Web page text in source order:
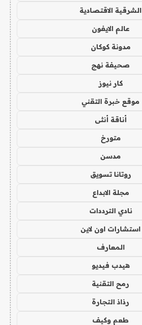
الشرقية الاقتصادية
عالم الايفون
مدونة كوكان
صحيفة نهج
كار نيوز
موقع خبرة التقني
أناقة أنثى
متورخ
مدسن
روتانا تسويق
مجلة الابداع
نادي الترددات
استشارات اون لاين
المعارف
هيدب فيديو
رمح التقنية
رذاذ التجارة
طعم وكيف